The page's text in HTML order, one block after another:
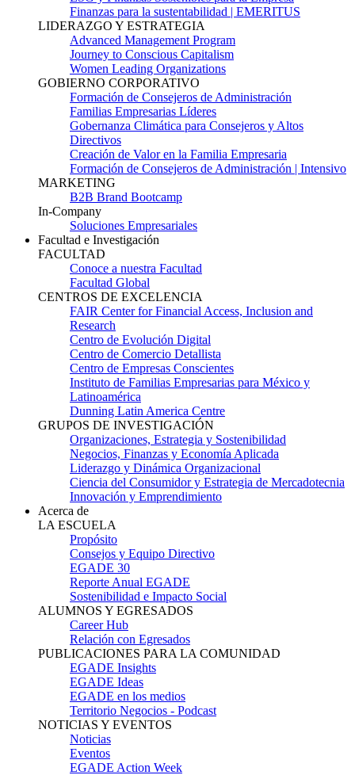
Finanzas para la sustentabilidad | EMERITUS
LIDERAZGO Y ESTRATEGIA
Advanced Management Program
Journey to Conscious Capitalism
Women Leading Organizations
GOBIERNO CORPORATIVO
Formación de Consejeros de Administración
Familias Empresarias Líderes
Gobernanza Climática para Consejeros y Altos
Directivos
Creación de Valor en la Familia Empresaria
Formación de Consejeros de Administración | Intensivo
MARKETING
B2B Brand Bootcamp
In-Company
Soluciones Empresariales
Facultad e Investigación
FACULTAD
Conoce a nuestra Facultad
Facultad Global
CENTROS DE EXCELENCIA
FAIR Center for Financial Access, Inclusion and
Research
Centro de Evolución Digital
Centro de Comercio Detallista
Centro de Empresas Conscientes
Instituto de Familias Empresarias para México y
Latinoamérica
Dunning Latin America Centre
GRUPOS DE INVESTIGACIÓN
Organizaciones, Estrategia y Sostenibilidad
Negocios, Finanzas y Economía Aplicada
Liderazgo y Dinámica Organizacional
Ciencia del Consumidor y Estrategia de Mercadotecnia
Innovación y Emprendimiento
Acerca de
LA ESCUELA
Propósito
Consejos y Equipo Directivo
EGADE 30
Reporte Anual EGADE
Sostenibilidad e Impacto Social
ALUMNOS Y EGRESADOS
Career Hub
Relación con Egresados
PUBLICACIONES PARA LA COMUNIDAD
EGADE Insights
EGADE Ideas
EGADE en los medios
Territorio Negocios - Podcast
NOTICIAS Y EVENTOS
Noticias
Eventos
EGADE Action Week